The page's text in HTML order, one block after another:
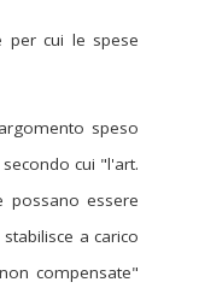
per cui le spese
speso
cui "l'art.
possano essere
a carico
compensate"